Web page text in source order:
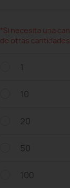
*Si necesita una
de otras
1
10
20
50
100